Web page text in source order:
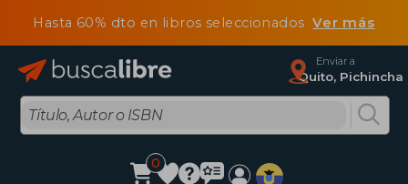
Hasta 60% dto en libros seleccionadosVer más
Enviar a
Quito, Pichincha
0